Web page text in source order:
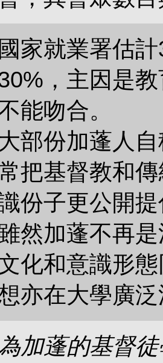
國家就業署估
，主因是
能吻合。
部份加蓬人
把基督教和
份子更公開
然加蓬不再
化和意識形
亦在大學廣
加蓬的基督